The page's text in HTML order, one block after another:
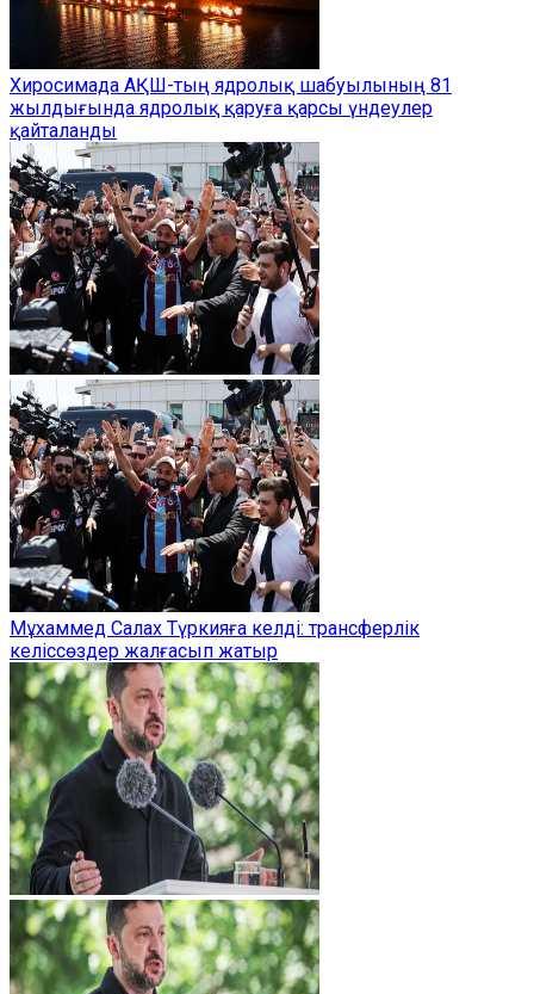
Хиросимада АҚШ-тың ядролық шабуылының 81
жылдығында ядролық қаруға қарсы үндеулер
қайталанды
Мұхаммед Салах Түркияға келді: трансферлік
келіссөздер жалғасып жатыр